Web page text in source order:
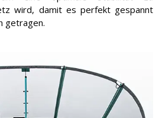
wird, damit es perfekt gespannt
getragen.